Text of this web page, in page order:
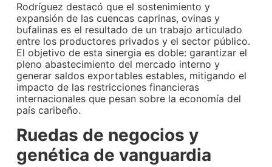
Rodríguez destacó que el sostenimiento y
expansión de las cuencas caprinas, ovinas y
bufalinas es el resultado de un trabajo articulado
entre los productores privados y el sector público.
El objetivo de esta sinergia es doble: garantizar el
pleno abastecimiento del mercado interno y
generar saldos exportables estables, mitigando el
impacto de las restricciones financieras
internacionales que pesan sobre la economía del
país caribeño.
Ruedas de negocios y
genética de vanguardia